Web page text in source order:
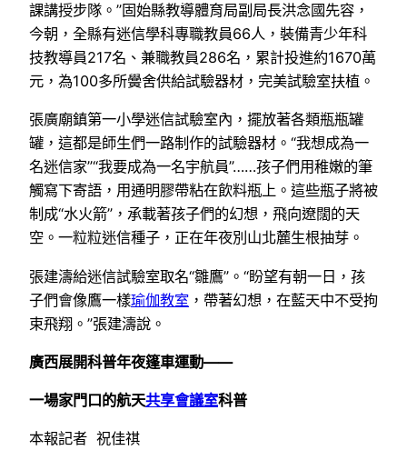
課講授步隊。”固始縣教導體育局副局長洪念國先容，
今朝，全縣有迷信學科專職教員66人，裝備青少年科
技教導員217名、兼職教員286名，累計投進約1670萬
元，為100多所黌舍供給試驗器材，完美試驗室扶植。
張廣廟鎮第一小學迷信試驗室內，擺放著各類瓶瓶罐
罐，這都是師生們一路制作的試驗器材。“我想成為一
名迷信家”“我要成為一名宇航員”……孩子們用稚嫩的筆
觸寫下寄語，用通明膠帶粘在飲料瓶上。這些瓶子將被
制成“水火箭”，承載著孩子們的幻想，飛向遼闊的天
空。一粒粒迷信種子，正在年夜別山北麓生根抽芽。
張建濤給迷信試驗室取名“雛鷹”。“盼望有朝一日，孩
子們會像鷹一樣瑜伽教室 ，帶著幻想，在藍天中不受拘
束飛翔。”張建濤說。
廣西展開科普年夜篷車運動——
一場家門口的航天共享會議室科普
本報記者 祝佳祺